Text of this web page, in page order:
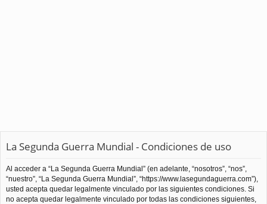
La Segunda Guerra Mundial - Condiciones de uso
Al acceder a “La Segunda Guerra Mundial” (en adelante, “nosotros”, “nos”,
“nuestro”, “La Segunda Guerra Mundial”, “https://www.lasegundaguerra.com”),
usted acepta quedar legalmente vinculado por las siguientes condiciones. Si
no acepta quedar legalmente vinculado por todas las condiciones siguientes,